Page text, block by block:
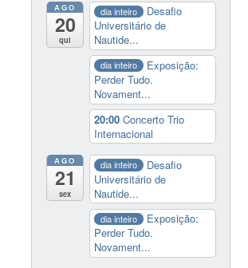
AGO
20
qui
dia inteiro
Desafio
Universitário de
Nautide...
dia inteiro
Exposição:
Perder Tudo.
Novament...
20:00Concerto Trio
Internacional
AGO
21
sex
dia inteiro
Desafio
Universitário de
Nautide...
dia inteiro
Exposição:
Perder Tudo.
Novament...